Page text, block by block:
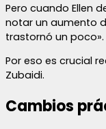
Pero cuando Ellen
notar un aumento
trastornó un poco».
Por eso es crucial
Zubaidi.
Cambios